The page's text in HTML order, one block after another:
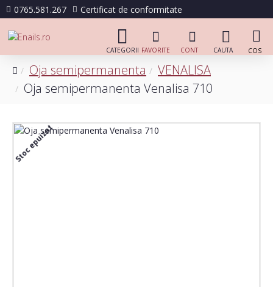
0765.581.267 Certificat de conformitate
Oja semipermanenta
VENALISA
Oja semipermanenta Venalisa 710
Stoc epuizat